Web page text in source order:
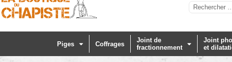
Piges Coffrages
Joint de
fractionnement
Joint
et